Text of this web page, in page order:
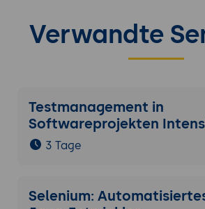
Compliance zu
Verwandte
Testmanagement in
Softwareprojekten
3 Tage
Selenium: